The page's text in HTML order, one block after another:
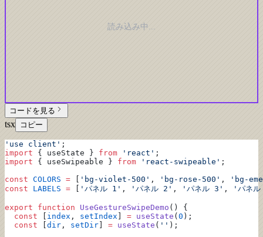
読み込み中...
コードを見る
tsx コピー
'use client' ;
import { useState } from 'react' ;
import { useSwipeable } from 'react-swipeable' ;
const COLORS = 'bg-violet-500' , 'bg-rose-500' ,
'bg-
const LABELS = 'パネル 1' , 'パネル 2' , 'パネル 3' , 'パネ
export function UseGestureSwipeDemo () {
  const
index , setIndex = useState ( 0 );
  const
dir , setDir = useState ( '' );